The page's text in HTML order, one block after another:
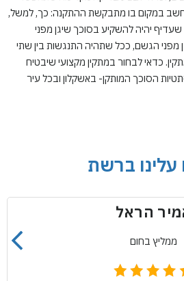
במקום בו מתבקשת ההתקנה: כך, למשל,
שעדיף יהיה להשקיע בסוכך שיגן מפני
הגשם, ככל שתהיה התנגשות בין שתי
כדאי לבחור במתקין מקצועי שיבטיח
הסוכך המותקן- באשקלון ובכל עיר
עלינו ברשת
הראל
ממליץ בחום